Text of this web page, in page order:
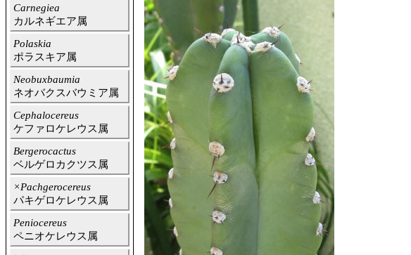
Carnegiea
カルネギエア属
Polaskia
ポラスキア属
Neobuxbaumia
ネオバクスバウミア属
Cephalocereus
ケファロケレウス属
Bergerocactus
ベルゲロカクツス属
×Pachgerocereus
パキゲロケレウス属
Peniocereus
ペニオケレウス属